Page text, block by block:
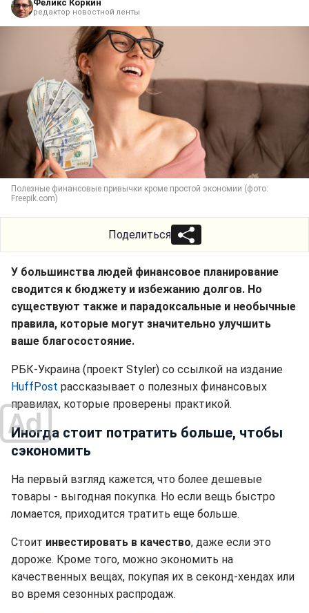
Феликс Коркин
редактор новостной ленты
Полезные финансовые привычки кроме простой экономии (фото:
Freepik.com)
Поделиться
У большинства людей финансовое планирование
сводится к бюджету и избежанию долгов. Но
существуют также и парадоксальные и необычные
правила, которые могут значительно улучшить
ваше благосостояние.
РБК-Украина (проект Styler) со ссылкой на издание
HuffPost рассказывает о полезных финансовых
правилах, которые проверены практикой.
Иногда стоит потратить больше, чтобы
сэкономить
На первый взгляд кажется, что более дешевые
товары - выгодная покупка. Но если вещь быстро
ломается, приходится тратить еще больше.
Стоит инвестировать в качество, даже если это
дороже. Кроме того, можно экономить на
качественных вещах, покупая их в секонд-хендах или
во время сезонных распродаж.